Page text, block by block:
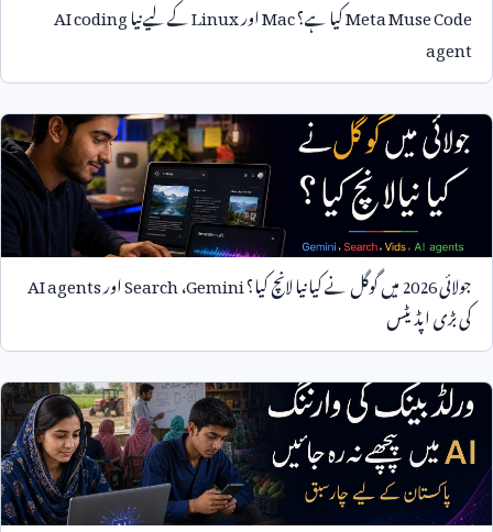
Meta Muse Codeکیا ہے؟MacاورLinuxکے لیے نیاAI coding
agent
جولائی2026میں گوگل نے کیا نیا لانچ کیا؟Gemini،SearchاورAI agents
کی بڑی اپڈیٹس